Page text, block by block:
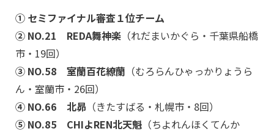
① セミファイナル審査１位チーム
② NO.21 REDA舞神楽 （れだまいかぐら・千葉県船橋
市・19回）
③ NO.58 室蘭百花繚蘭 （むろらんひゃっかりょうら
ん・室蘭市・26回）
④ NO.66 北昴 （きたすばる・札幌市・8回）
⑤ NO.85 CHIよREN北天魁 （ちよれんほくてんか